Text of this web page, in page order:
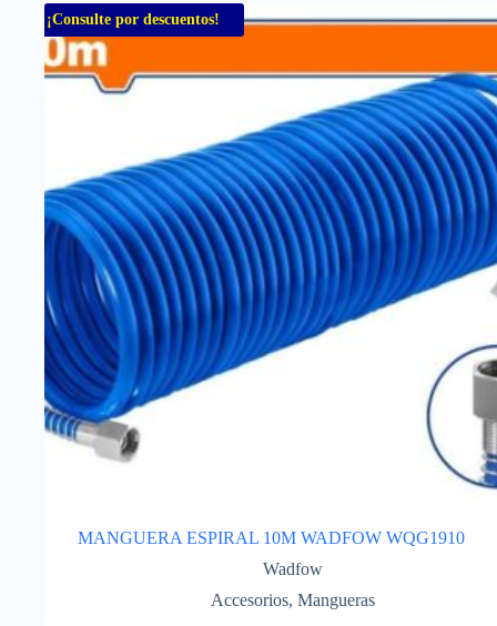
¡Consulte por descuentos!
MANGUERA ESPIRAL 10M WADFOW WQG1910
Wadfow
Accesorios, Mangueras